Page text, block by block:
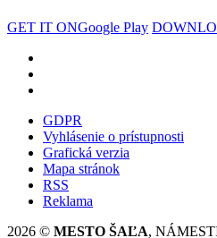
GET IT ONGoogle Play
GDPR
Vyhlásenie o prístupnosti
Grafická verzia
Mapa stránok
RSS
Reklama
2026 © MESTO ŠAĽA,